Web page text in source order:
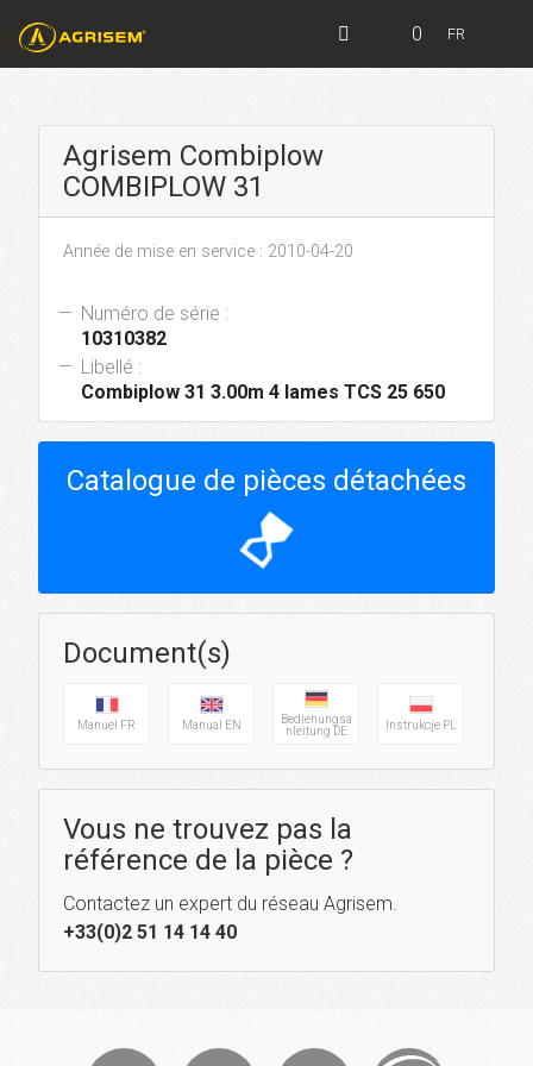
0 FR
Agrisem Combiplow
COMBIPLOW 31
Année de mise en service : 2010-04-20
Numéro de série :
10310382
Libellé :
Combiplow 31 3.00m 4 lames TCS 25 650
Catalogue de pièces détachées
hourglass_top
Document(s)
Manuel FR Manual EN
Bedienungsa
nleitung DE
Instrukcje PL
Vous ne trouvez pas la
référence de la pièce ?
Contactez un expert du réseau Agrisem.
+33(0)2 51 14 14 40